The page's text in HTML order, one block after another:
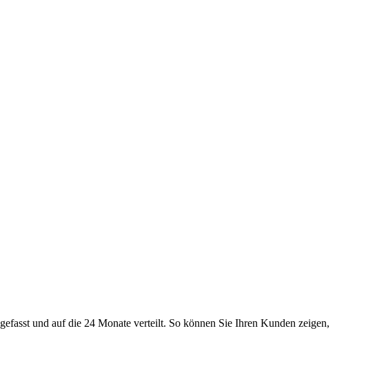
und auf die 24 Monate verteilt. So können Sie Ihren Kunden zeigen,